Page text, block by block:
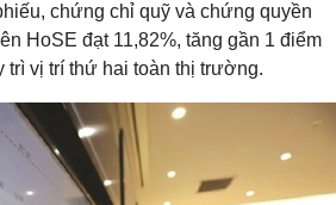
chứng chỉ quỹ và chứng quyền
HoSE đạt 11,82%, tăng gần 1 điểm
trì vị trí thứ hai toàn thị trường.